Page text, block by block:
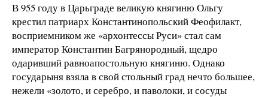
В 955 году в Царьграде великую княгиню Ольгу
крестил патриарх Константинопольский Феофилакт,
восприемником же «архонтессы Руси» стал сам
император Константин Багрянородный, щедро
одаривший равноапостольную княгиню. Однако
государыня взяла в свой стольный град нечто большее,
нежели «золото, и серебро, и паволоки, и сосуды